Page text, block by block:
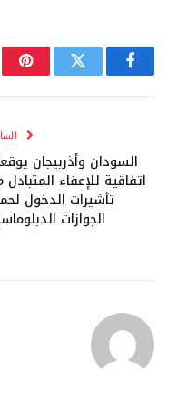
فيسبوكتويتر
السودان وأذربيجان
اتفاقية للإعفاء
تأشيرات الدخول
الجوازات